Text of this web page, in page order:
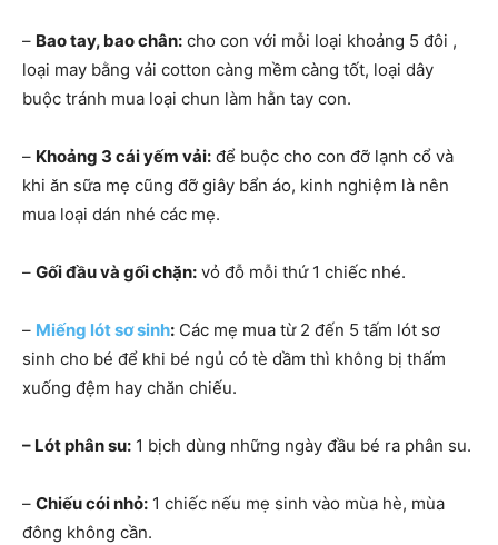
– Bao tay, bao chân: cho con với mỗi loại khoảng 5 đôi ,
loại may bằng vải cotton càng mềm càng tốt, loại dây
buộc tránh mua loại chun làm hằn tay con.
– Khoảng 3 cái yếm vải: để buộc cho con đỡ lạnh cổ và
khi ăn sữa mẹ cũng đỡ giây bẩn áo, kinh nghiệm là nên
mua loại dán nhé các mẹ.
– Gối đầu và gối chặn: vỏ đỗ mỗi thứ 1 chiếc nhé.
– Miếng lót sơ sinh: Các mẹ mua từ 2 đến 5 tấm lót sơ
sinh cho bé để khi bé ngủ có tè dầm thì không bị thấm
xuống đệm hay chăn chiếu.
– Lót phân su: 1 bịch dùng những ngày đầu bé ra phân su.
– Chiếu cói nhỏ: 1 chiếc nếu mẹ sinh vào mùa hè, mùa
đông không cần.